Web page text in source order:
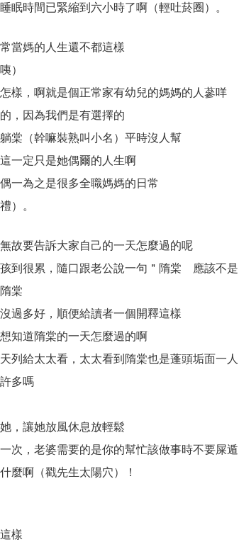
眠時間已緊縮到六小時了啊（輕吐菸圈）。
當媽的人生還不都這樣
）
樣，啊就是個正常家有幼兒的媽媽的人蔘咩
，因為我們是有選擇的
棠（幹嘛裝熟叫小名）平時沒人幫
一定只是她偶爾的人生啊
一為之是很多全職媽媽的日常
）。
故要告訴大家自己的一天怎麼過的呢
到很累，隨口跟老公說一句＂隋棠 應該不是
棠
過多好，順便給讀者一個開釋這樣
知道隋棠的一天怎麼過的啊
列給太太看，太太看到隋棠也是蓬頭垢面一人
多嗎
，讓她放風休息放輕鬆
次，老婆需要的是你的幫忙該做事時不要屎遁
麼啊（戳先生太陽穴）！
樣